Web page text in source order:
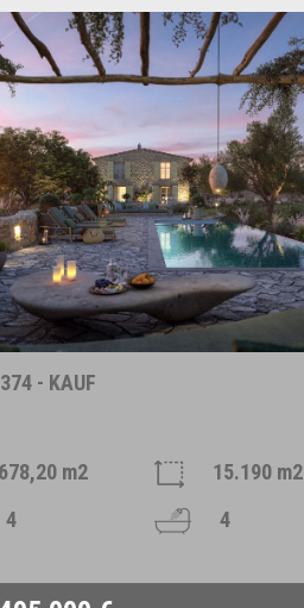
- KAUF
678,20 m2
15.190 m2
4
4